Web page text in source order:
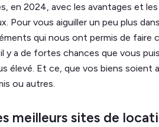
en 2024, avec les avantages et
Pour vous aiguiller un peu plus
qui nous ont permis de faire
y a de fortes chances que vous
élevé. Et ce, que vos biens soient
ou autres.
meilleurs sites de